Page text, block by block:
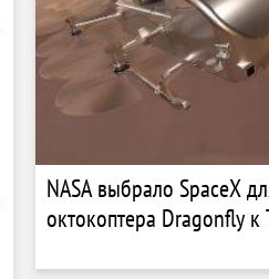
NASA выбрало SpaceX
октокоптера Dragonfly к